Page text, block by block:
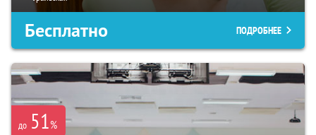
Бесплатно ПОДРОБНЕЕ
до 51%